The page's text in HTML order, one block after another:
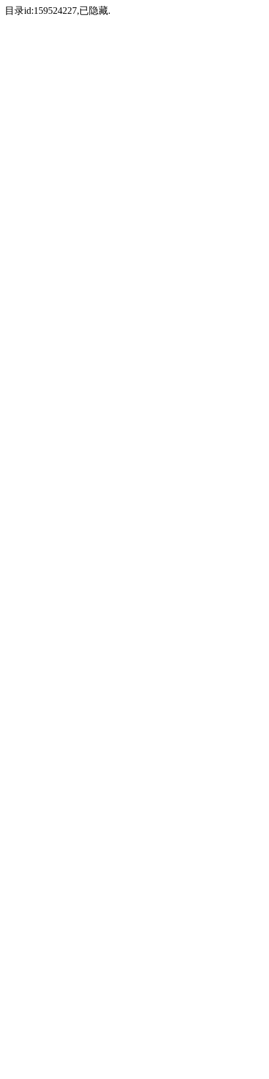
目录id:159524227,已隐藏.